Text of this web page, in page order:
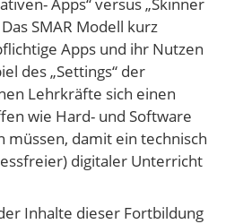
SMAR Modell kurz
Apps und ihr Nutzen
des „Settings“ der
Lehrkräfte sich einen
wie Hard- und Software
müssen, damit ein technisch
digitaler Unterricht
Inhalte dieser Fortbildung